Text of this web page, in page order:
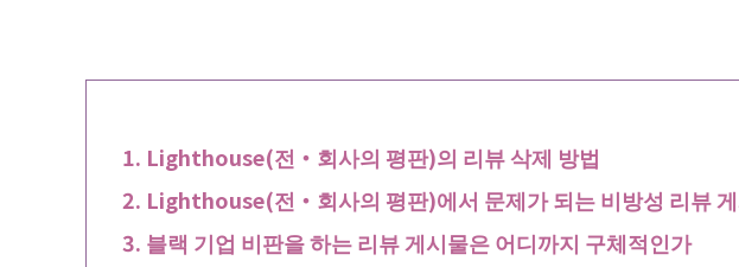
Lighthouse(전・회사의 평판)의 리뷰 삭제 방법
Lighthouse(전・회사의 평판)에서 문제가 되는 비방성 리뷰
블랙 기업 비판을 하는 리뷰 게시물은 어디까지 구체적인가